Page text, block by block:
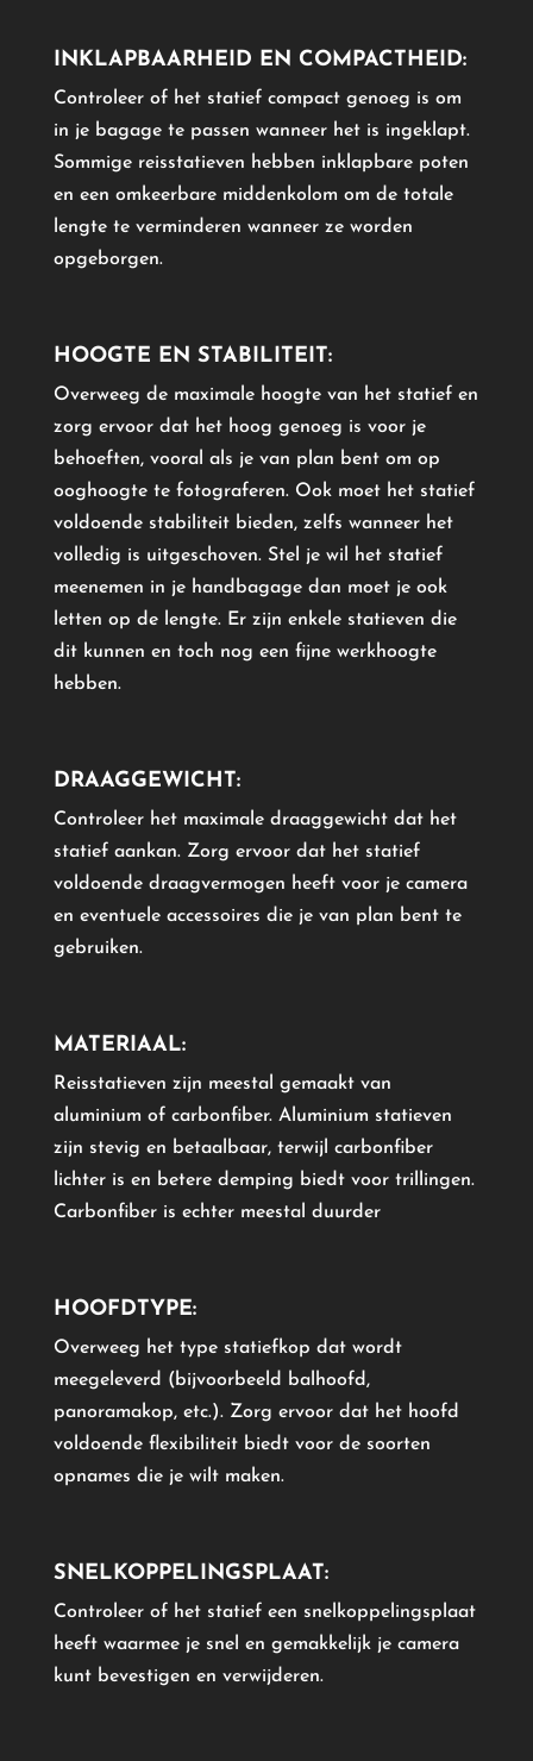
INKLAPBAARHEID EN COMPACTHEID:
Controleer of het statief compact genoeg is om
in je bagage te passen wanneer het is ingeklapt.
Sommige reisstatieven hebben inklapbare poten
en een omkeerbare middenkolom om de totale
lengte te verminderen wanneer ze worden
opgeborgen.
HOOGTE EN STABILITEIT:
Overweeg de maximale hoogte van het statief en
zorg ervoor dat het hoog genoeg is voor je
behoeften, vooral als je van plan bent om op
ooghoogte te fotograferen. Ook moet het statief
voldoende stabiliteit bieden, zelfs wanneer het
volledig is uitgeschoven. Stel je wil het statief
meenemen in je handbagage dan moet je ook
letten op de lengte. Er zijn enkele statieven die
dit kunnen en toch nog een fijne werkhoogte
hebben.
DRAAGGEWICHT:
Controleer het maximale draaggewicht dat het
statief aankan. Zorg ervoor dat het statief
voldoende draagvermogen heeft voor je camera
en eventuele accessoires die je van plan bent te
gebruiken.
MATERIAAL:
Reisstatieven zijn meestal gemaakt van
aluminium of carbonfiber. Aluminium statieven
zijn stevig en betaalbaar, terwijl carbonfiber
lichter is en betere demping biedt voor trillingen.
Carbonfiber is echter meestal duurder
HOOFDTYPE:
Overweeg het type statiefkop dat wordt
meegeleverd (bijvoorbeeld balhoofd,
panoramakop, etc.). Zorg ervoor dat het hoofd
voldoende flexibiliteit biedt voor de soorten
opnames die je wilt maken.
SNELKOPPELINGSPLAAT:
Controleer of het statief een snelkoppelingsplaat
heeft waarmee je snel en gemakkelijk je camera
kunt bevestigen en verwijderen.